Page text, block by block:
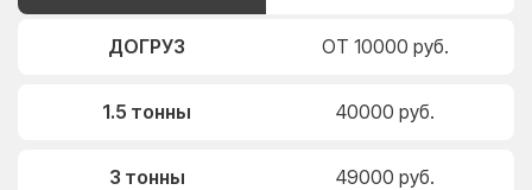
ДОГРУЗ ОТ 10000 руб.
1.5 тонны 40000 руб.
3 тонны 49000 руб.